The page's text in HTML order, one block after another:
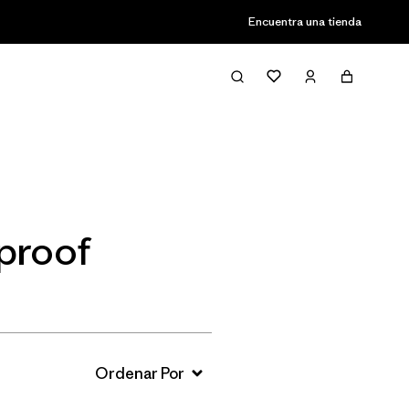
Encuentra una tienda
Filter & Sort